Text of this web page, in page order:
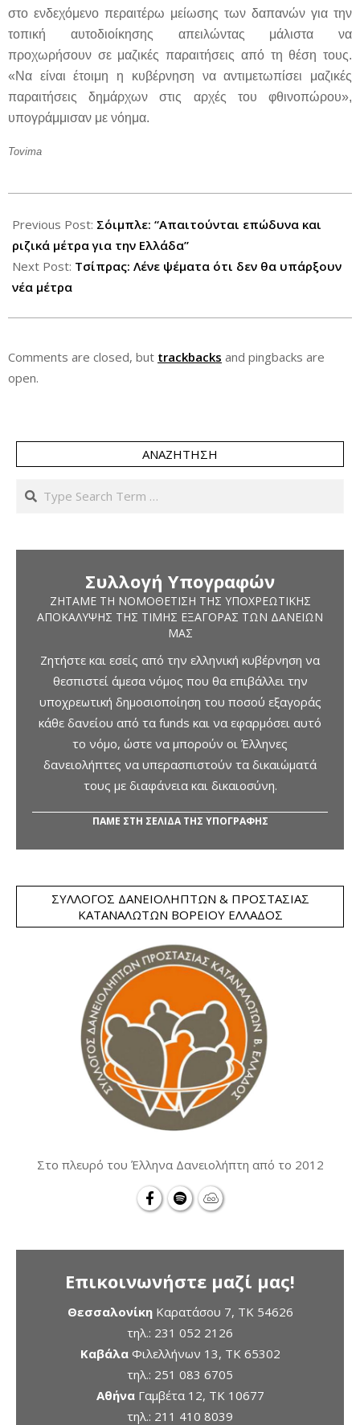
στο ενδεχόμενο περαιτέρω μείωσης των δαπανών για την
τοπική αυτοδιοίκησης απειλώντας μάλιστα να
προχωρήσουν σε μαζικές παραιτήσεις από τη θέση τους.
«Να είναι έτοιμη η κυβέρνηση να αντιμετωπίσει μαζικές
παραιτήσεις δημάρχων στις αρχές του φθινοπώρου»,
υπογράμμισαν με νόημα.
Tovima
07-
18
Previous Post: Σόιμπλε: “Απαιτούνται επώδυνα και
ριζικά μέτρα για την Ελλάδα”
Next Post: Τσίπρας: Λένε ψέματα ότι δεν θα υπάρξουν
νέα μέτρα
Comments are closed, but trackbacks and pingbacks are
open.
ΑΝΑΖΉΤΗΣΗ
Search
Συλλογή Υπογραφών
ΖΗΤΆΜΕ ΤΗ ΝΟΜΟΘΈΤΙΣΗ ΤΗΣ ΥΠΟΧΡΕΩΤΙΚΉΣ
ΑΠΟΚΆΛΥΨΗΣ ΤΗΣ ΤΙΜΉΣ ΕΞΑΓΟΡΆΣ ΤΩΝ ΔΑΝΕΊΩΝ
ΜΑΣ
Ζητήστε και εσείς από την ελληνική κυβέρνηση να
θεσπιστεί άμεσα νόμος που θα επιβάλλει την
υποχρεωτική δημοσιοποίηση του ποσού εξαγοράς
κάθε δανείου από τα funds και να εφαρμόσει αυτό
το νόμο, ώστε να μπορούν οι Έλληνες
δανειολήπτες να υπερασπιστούν τα δικαιώματά
τους με διαφάνεια και δικαιοσύνη.
ΠΑΜΕ ΣΤΗ ΣΕΛΙΔΑ ΤΗΣ ΥΠΟΓΡΑΦΗΣ
ΣΎΛΛΟΓΟΣ ΔΑΝΕΙΟΛΗΠΤΏΝ & ΠΡΟΣΤΑΣΊΑΣ
ΚΑΤΑΝΑΛΩΤΏΝ ΒΟΡΕΊΟΥ ΕΛΛΆΔΟΣ
Στο πλευρό του Έλληνα Δανειολήπτη από το 2012
Επικοινωνήστε μαζί μας!
ΘεσσαλονίκηΚαρατάσου 7, TK 54626
τηλ.: 231 052 2126
ΚαβάλαΦιλελλήνων 13, ΤΚ 65302
τηλ.: 251 083 6705
ΑθήναΓαμβέτα 12, ΤΚ 10677
τηλ.: 211 410 8039